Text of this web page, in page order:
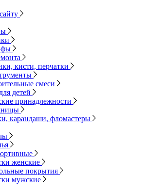
кисти, перчатки
смеси
детей
принадлежности
карандаши, фломастеры
женские
покрытия
мужские